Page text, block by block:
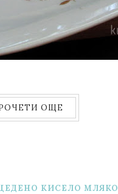
ОЩЕ
КИСЕЛО МЛЯКО